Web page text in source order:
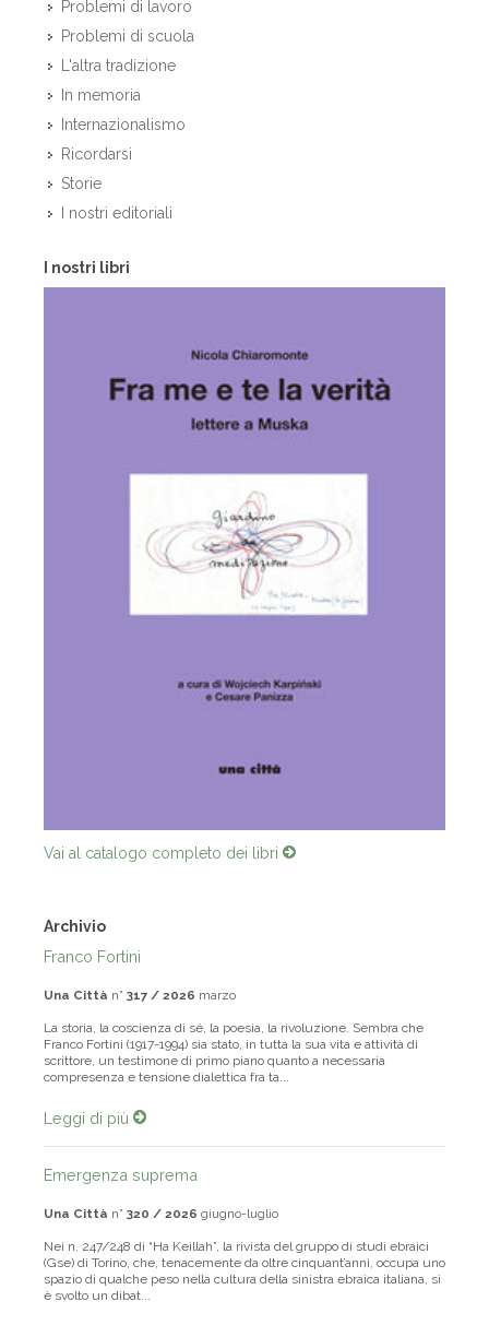
Problemi di lavoro
Problemi di scuola
L'altra tradizione
In memoria
Internazionalismo
Ricordarsi
Storie
I nostri editoriali
I nostri libri
Vai al catalogo completo dei libri
Archivio
Franco Fortini
Una Città n° 317 / 2026 marzo
La storia, la coscienza di sé, la poesia, la rivoluzione. Sembra che
Franco Fortini (1917-1994) sia stato, in tutta la sua vita e attività di
scrittore, un testimone di primo piano quanto a necessaria
compresenza e tensione dialettica fra ta...
Leggi di più
Emergenza suprema
Una Città n° 320 / 2026 giugno-luglio
Nei n. 247/248 di “Ha Keillah”, la rivista del gruppo di studi ebraici
(Gse) di Torino, che, tenacemente da oltre cinquant’anni, occupa uno
spazio di qualche peso nella cultura della sinistra ebraica italiana, si
è svolto un dibat...